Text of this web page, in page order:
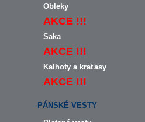
Obleky
AKCE !!!
Saka
AKCE !!!
Kalhoty a kraťasy
AKCE !!!
- PÁNSKÉ VESTY